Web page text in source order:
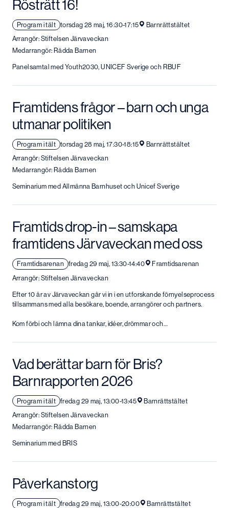
Rösträtt 16!
Program i tält torsdag 28 maj, 16:30-17:15
Barnrättstältet
Arrangör: Stiftelsen Järvaveckan
Medarrangör: Rädda Barnen
Panelsamtal med Youth2030, UNICEF Sverige och RBUF
Framtidens frågor – barn och unga
utmanar politiken
Program i tält torsdag 28 maj, 17:30-18:15
Barnrättstältet
Arrangör: Stiftelsen Järvaveckan
Medarrangör: Rädda Barnen
Seminarium med Allmänna Barnhuset och Unicef Sverige
Framtids drop-in – samskapa
framtidens Järvaveckan med oss
Framtidsarenan fredag 29 maj, 13:30-14:40
Framtidsarenan
Arrangör: Stiftelsen Järvaveckan
Efter 10 år av Järvaveckan går vi in i en utforskande förnyelseprocess
tillsammans med alla besökare, boende, arrangörer och partners.
Kom förbi och lämna dina tankar, idéer, drömmar och…
Vad berättar barn för Bris?
Barnrapporten 2026
Program i tält fredag 29 maj, 13:00-13:45
Barnrättstältet
Arrangör: Stiftelsen Järvaveckan
Medarrangör: Rädda Barnen
Seminarium med BRIS
Påverkanstorg
Program i tält fredag 29 maj, 13:00-20:00
Barnrättstältet